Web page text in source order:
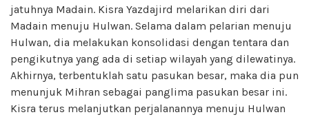
jatuhnya Madain. Kisra Yazdajird melarikan diri dari
Madain menuju Hulwan. Selama dalam pelarian menuju
Hulwan, dia melakukan konsolidasi dengan tentara dan
pengikutnya yang ada di setiap wilayah yang dilewatinya.
Akhirnya, terbentuklah satu pasukan besar, maka dia pun
menunjuk Mihran sebagai panglima pasukan besar ini.
Kisra terus melanjutkan perjalanannya menuju Hulwan